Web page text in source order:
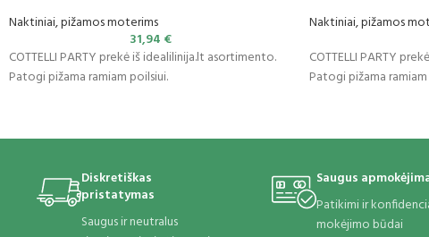
Naktiniai, pižamos moterims
31,94 €
COTTELLI PARTY prekė iš idealilinija.lt asortimento.
Patogi pižama ramiam poilsiui.
Naktiniai, pižamos
COTTELLI PARTY
Patogi pižama
Diskretiškas
pristatymas
Saugus ir neutralus
Saugus
Patikimi ir
mokėjimo būdai